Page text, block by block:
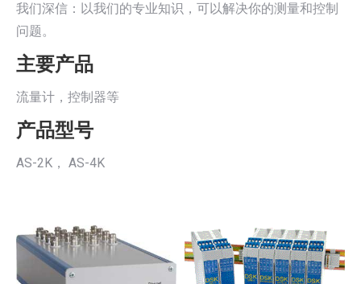
我们深信：以我们的专业知识，可以解决你的测量和控制
问题。
主要产品
流量计，控制器等
产品型号
AS-2K， AS-4K